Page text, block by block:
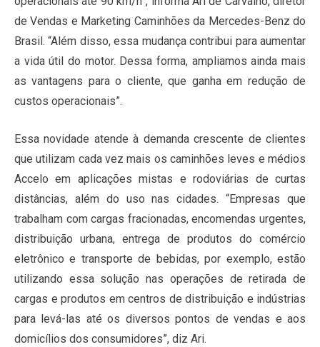
de Vendas e Marketing Caminhões da Mercedes-Benz do
Brasil. “Além disso, essa mudança contribui para aumentar
a vida útil do motor. Dessa forma, ampliamos ainda mais
as vantagens para o cliente, que ganha em redução de
custos operacionais”.
Essa novidade atende à demanda crescente de clientes
que utilizam cada vez mais os caminhões leves e médios
Accelo em aplicações mistas e rodoviárias de curtas
distâncias, além do uso nas cidades. “Empresas que
trabalham com cargas fracionadas, encomendas urgentes,
distribuição urbana, entrega de produtos do comércio
eletrônico e transporte de bebidas, por exemplo, estão
utilizando essa solução nas operações de retirada de
cargas e produtos em centros de distribuição e indústrias
para levá-las até os diversos pontos de vendas e aos
domicílios dos consumidores”, diz Ari.